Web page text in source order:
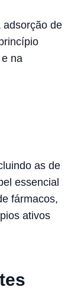
adsorção de
na
as de
essencial
fármacos,
ativos